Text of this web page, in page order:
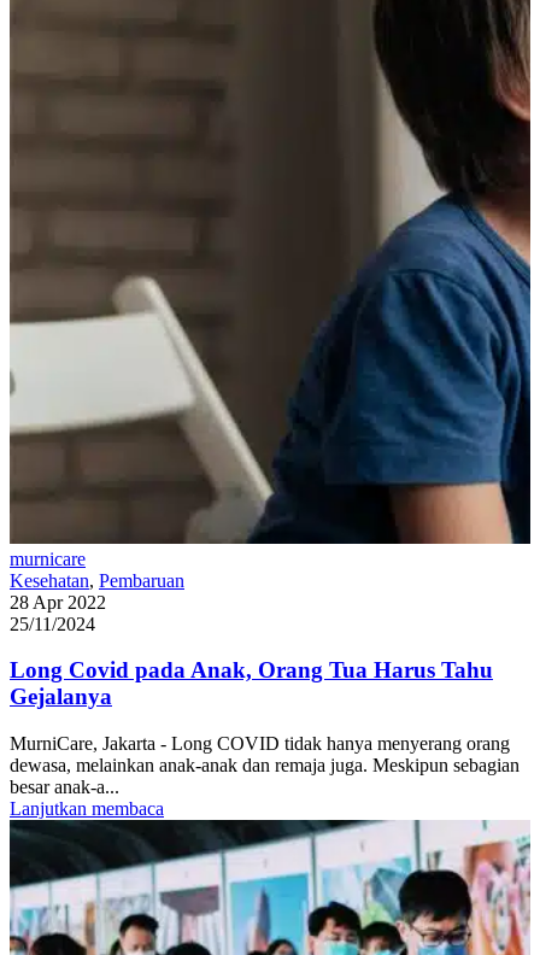
murnicare
Kesehatan, Pembaruan
28 Apr 2022
25/11/2024
Long Covid pada Anak, Orang Tua Harus Tahu
Gejalanya
MurniCare, Jakarta - Long COVID tidak hanya menyerang orang
dewasa, melainkan anak-anak dan remaja juga. Meskipun sebagian
besar anak-a...
Lanjutkan membaca